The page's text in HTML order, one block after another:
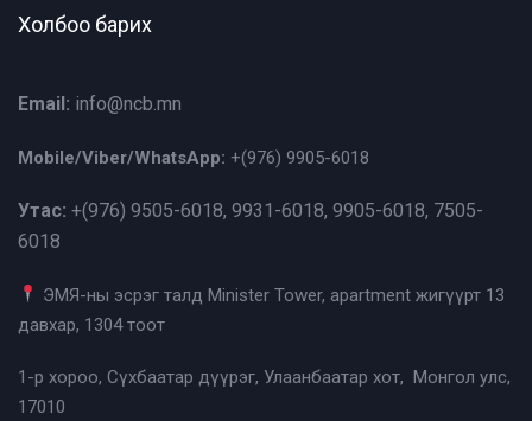
Холбоо барих
Email: info@ncb.mn
Mobile/Viber/WhatsApp: +(976) 9905-6018
Утас: +(976) 9505-6018, 9931-6018, 9905-6018, 7505-
6018
ЭМЯ-ны эсрэг талд Minister Tower, apartment жигүүрт 13
давхар, 1304 тоот
1-р хороо, Сүхбаатар дүүрэг, Улаанбаатар хот, Монгол улс,
17010